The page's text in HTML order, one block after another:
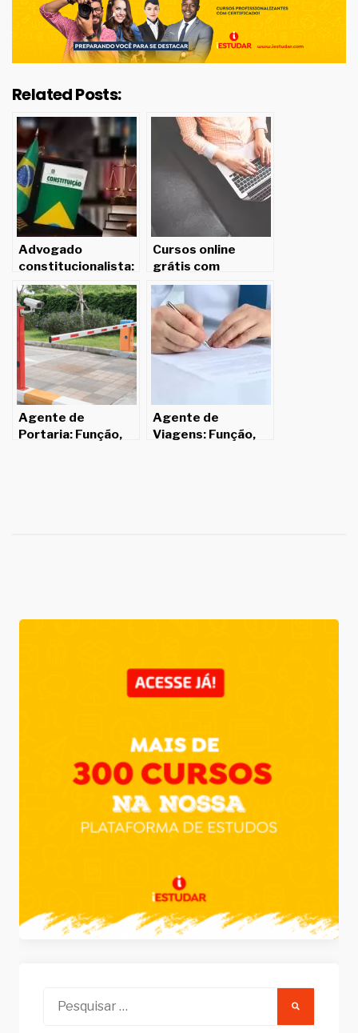
Related Posts:
Advogado
constitucionalista:
Função, salário e
competências.
Cursos online
grátis com
certificado: 6 dicas
para concorrer a
uma oportunidade
Agente de
Portaria: Função,
Agente de
Viagens: Função,
Pesquisar